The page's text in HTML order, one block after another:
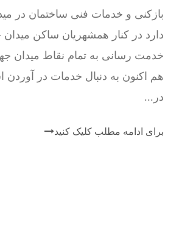
بازکنی و خدمات فنی ساختمان در
دارد در کنار همشهریان ساکن میدان
خدمت رسانی به تمام نقاط میدان
هم اکنون به دنبال خدمات در آوردن
در...
برای ادامه مطلب کلیک کنید